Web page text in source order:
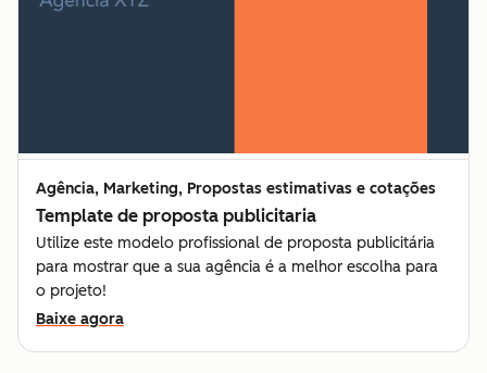
Agência, Marketing, Propostas estimativas e cotações
Template de proposta publicitaria
Utilize este modelo profissional de proposta publicitária
para mostrar que a sua agência é a melhor escolha para
o projeto!
Baixe agora